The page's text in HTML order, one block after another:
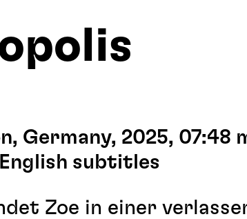
Germany, 2025, 07:48
subtitles
Zoe in einer